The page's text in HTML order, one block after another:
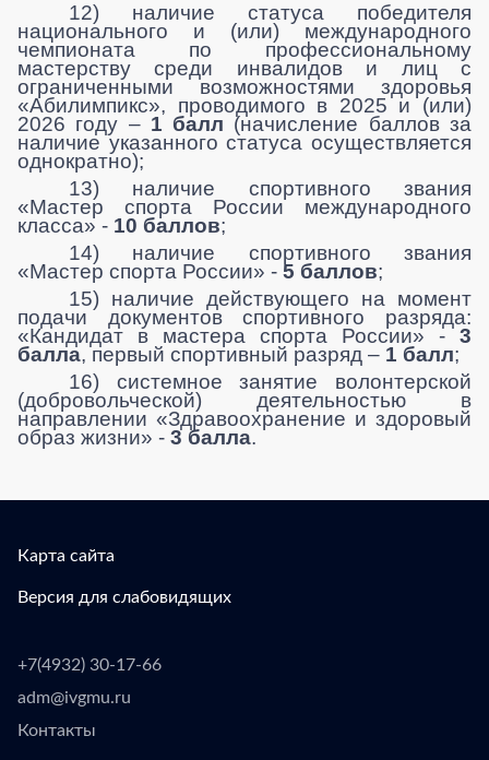
12) наличие статуса победителя
национального и (или) международного
чемпионата по профессиональному
мастерству среди инвалидов и лиц с
ограниченными возможностями здоровья
«Абилимпикс», проводимого в 2025 и (или)
2026 году – 1 балл (начисление баллов за
наличие указанного статуса осуществляется
однократно);
13) наличие спортивного звания
«Мастер спорта России международного
класса» - 10 баллов;
14) наличие спортивного звания
«Мастер спорта России» - 5 баллов;
15) наличие действующего на момент
подачи документов спортивного разряда:
«Кандидат в мастера спорта России» - 3
балла, первый спортивный разряд – 1 балл;
16) системное занятие волонтерской
(добровольческой) деятельностью в
направлении «Здравоохранение и здоровый
образ жизни» - 3 балла.
Карта сайта
Версия для слабовидящих
+7(4932) 30-17-66
adm@ivgmu.ru
Контакты